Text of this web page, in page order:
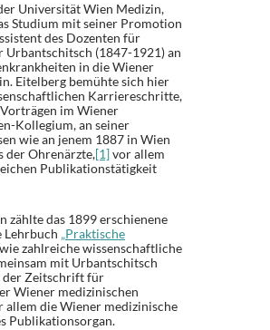
Universität Wien Medizin,
Studium mit seiner Promotion
des Dozenten für
(1847-1921) an
in die Wiener
Eitelberg bemühte sich hier
Karriereschritte,
im Wiener
Kollegium, an seiner
wie an jenem 1887 in Wien
der Ohrenärzte,[1]vor allem
Publikationstätigkeit
zählte das 1899 erschienene
Lehrbuch „Praktische
zahlreiche wissenschaftliche
mit Urbantschitsch
der Zeitschrift für
Wiener medizinischen
die Wiener medizinische
Publikationsorgan.